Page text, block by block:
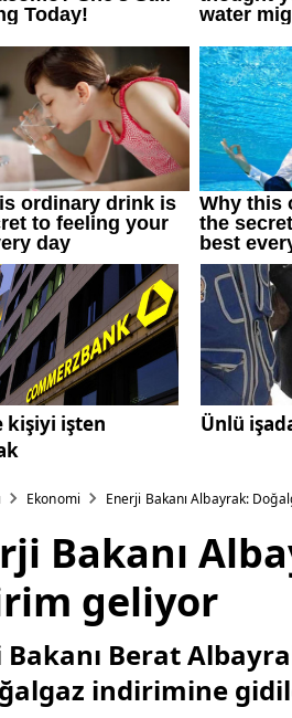
kişiyi işten
Ünlü
Ekonomi Enerji Bakanı Albayrak:
Bakanı
geliyor
Bakanı Berat
indirimine